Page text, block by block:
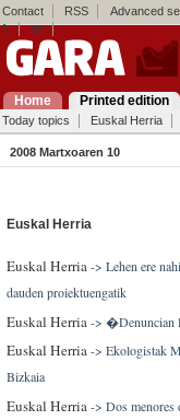
Contact RSS Advanced
fr
en
Home Printed edition
Today topics Euskal Herria
2008 Martxoaren 10
Euskal Herria
Euskal Herria-> Lehen ere
dauden proiektuengatik
Euskal Herria-> �Denuncian
Euskal Herria-> Ekologistak
Bizkaia
Euskal Herria -> Dos menores